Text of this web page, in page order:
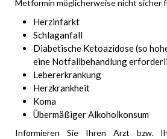
Metformin möglicherweise nicht sicher
Herzinfarkt
Schlaganfall
Diabetische Ketoazidose (so
eine Notfallbehandlung
Lebererkrankung
Herzkrankheit
Koma
Übermäßiger Alkoholkonsum
Informieren Sie Ihren Arzt bzw.